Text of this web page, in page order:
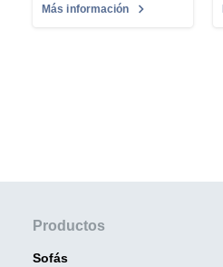
Más información
Productos
Sofás